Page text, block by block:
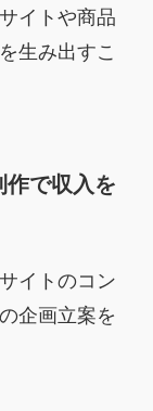
イトや商品
生み出すこ
作で収入を
イトのコン
企画立案を